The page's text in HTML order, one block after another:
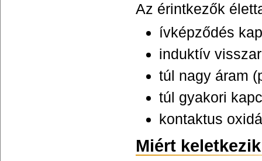
Az érintkezők
ívképződés
induktív
túl nagy áram
túl gyakori
kontaktus
Miért